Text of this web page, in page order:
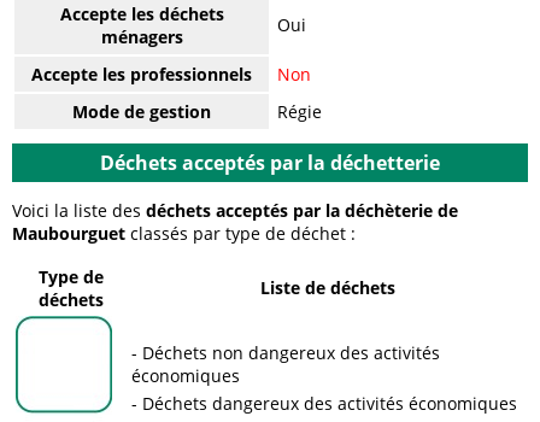
Accepte les déchets
ménagers
Oui
Accepte les professionnels
Non
Mode de gestion
Régie
Déchets acceptés par la déchetterie
Voici la liste des déchets acceptés par la déchèterie de
Maubourguet classés par type de déchet :
Type de
déchets
Liste de déchets
Déchets non dangereux des activités
économiques
Déchets dangereux des activités économiques